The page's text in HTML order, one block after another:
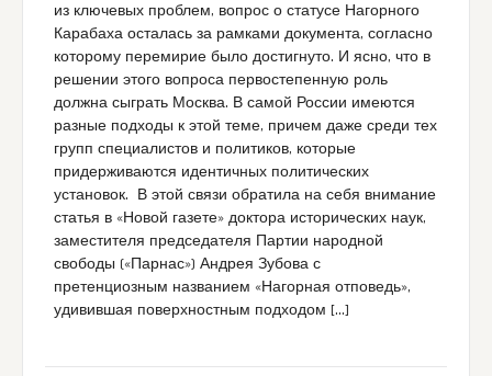
из ключевых проблем, вопрос о статусе Нагорного
Карабаха осталась за рамками документа, согласно
которому перемирие было достигнуто. И ясно, что в
решении этого вопроса первостепенную роль
должна сыграть Москва. В самой России имеются
разные подходы к этой теме, причем даже среди тех
групп специалистов и политиков, которые
придерживаются идентичных политических
установок. В этой связи обратила на себя внимание
статья в «Новой газете» доктора исторических наук,
заместителя председателя Партии народной
свободы («Парнас») Андрея Зубова с
претенциозным названием «Нагорная отповедь»,
удивившая поверхностным подходом […]